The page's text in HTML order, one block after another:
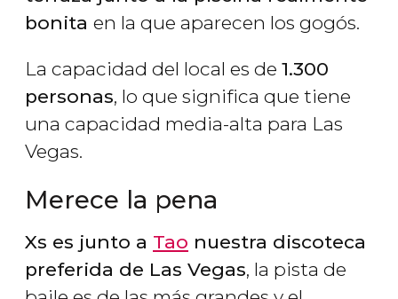
bonita en la que aparecen los gogós.
La capacidad del local es de 1.300
personas, lo que significa que tiene
una capacidad media-alta para Las
Vegas.
Merece la pena
Xs es junto a Tao nuestra discoteca
preferida de Las Vegas, la pista de